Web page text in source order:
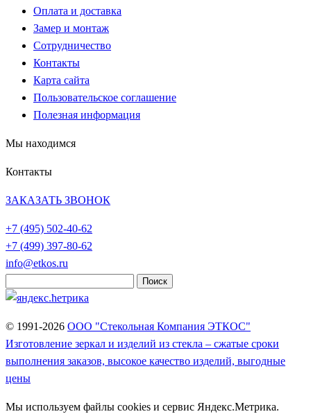
Оплата и доставка
Замер и монтаж
Сотрудничество
Контакты
Карта сайта
Пользовательское соглашение
Полезная информация
Мы находимся
Контакты
ЗАКАЗАТЬ ЗВОНОК
+7 (495) 502-40-62
+7 (499) 397-80-62
info@etkos.ru
© 1991-2026 ООО "Стекольная Компания ЭТКОС"
Изготовление зеркал и изделий из стекла – сжатые сроки
выполнения заказов, высокое качество изделий, выгодные
цены
Мы используем файлы cookies и сервис Яндекс.Метрика.